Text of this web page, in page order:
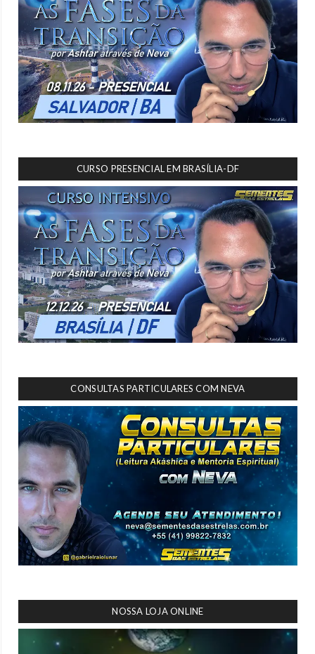
CURSO PRESENCIAL EM BRASÍLIA-DF
CONSULTAS PARTICULARES COM NEVA
NOSSA LOJA ONLINE